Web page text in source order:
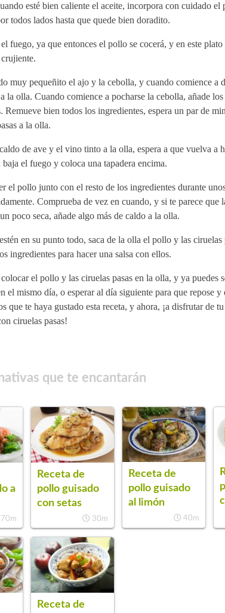
esté bien caliente el aceite, incorpora con cuidado
todos lados hasta que quede bien doradito.
fuego, ya que entonces el pollo se cocerá, y en este plato
muy pequeñito el ajo y la cebolla, y cuando comience a
la olla. Cuando comience a pocharse la cebolla, añade
Remueve bien todos los ingredientes, espera un par de
a la olla.
de ave y el vino tinto a la olla, espera a que vuelva a
baja el fuego y coloca una tapadera encima.
el pollo junto con el resto de los ingredientes durante
Comprueba de vez en cuando, y si te parece que
poco seca, añade algo más de caldo a la olla.
en su punto todo, saca de la olla el pollo y las ciruelas
ingredientes para hacer una salsa con ellos.
el pollo y las ciruelas pasas en la olla, y ya puedes
el mismo día, o esperar al día siguiente para que repose y
que te haya gustado esta receta, y ahora, ¡a disfrutar de
ciruelas pasas!
que te encantarán
a
70m
Receta de
pollo guisado
con setas
30m
Receta de
pollo guisado
al limón
40m
Receta de